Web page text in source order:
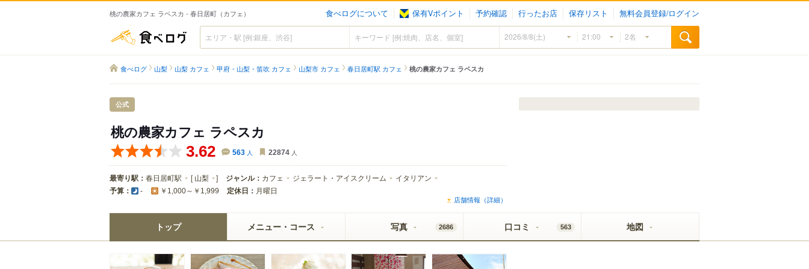
桃の農家カフェ ラペスカ - 春日居町（カフェ） 食べログについて 保有Vポイント 予約確認 行ったお店 保存リスト 無料会員登録/ログイン
食べログ
食べログ 山梨 山梨 カフェ 甲府・山梨・笛吹 カフェ 山梨市 カフェ 春日居町駅 カフェ 桃の農家カフェ ラペスカ
公式
桃の農家カフェ ラペスカ
3.62 563 人 22874 人
最寄り駅： 春日居町駅 [ 山梨 ] ジャンル： カフェ ジェラート・アイスクリーム イタリアン
予算： - ￥1,000～￥1,999 定休日： 月曜日
店舗情報（詳細）
トップ メニュー・コース 写真 2686 口コミ 563 地図